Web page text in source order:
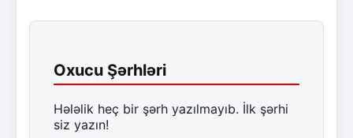
Oxucu Şərhləri
Hələlik heç bir şərh yazılmayıb. İlk şərhi
siz yazın!